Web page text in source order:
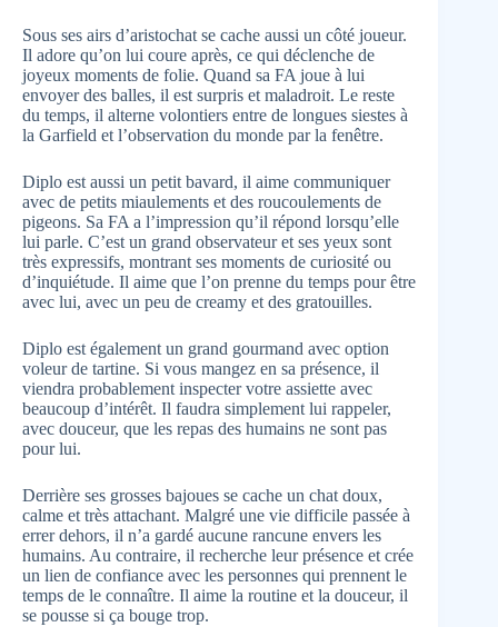
Sous ses airs d’aristochat se cache aussi un côté joueur.
Il adore qu’on lui coure après, ce qui déclenche de
joyeux moments de folie. Quand sa FA joue à lui
envoyer des balles, il est surpris et maladroit. Le reste
du temps, il alterne volontiers entre de longues siestes à
la Garfield et l’observation du monde par la fenêtre.
Diplo est aussi un petit bavard, il aime communiquer
avec de petits miaulements et des roucoulements de
pigeons. Sa FA a l’impression qu’il répond lorsqu’elle
lui parle. C’est un grand observateur et ses yeux sont
très expressifs, montrant ses moments de curiosité ou
d’inquiétude. Il aime que l’on prenne du temps pour être
avec lui, avec un peu de creamy et des gratouilles.
Diplo est également un grand gourmand avec option
voleur de tartine. Si vous mangez en sa présence, il
viendra probablement inspecter votre assiette avec
beaucoup d’intérêt. Il faudra simplement lui rappeler,
avec douceur, que les repas des humains ne sont pas
pour lui.
Derrière ses grosses bajoues se cache un chat doux,
calme et très attachant. Malgré une vie difficile passée à
errer dehors, il n’a gardé aucune rancune envers les
humains. Au contraire, il recherche leur présence et crée
un lien de confiance avec les personnes qui prennent le
temps de le connaître. Il aime la routine et la douceur, il
se pousse si ça bouge trop.